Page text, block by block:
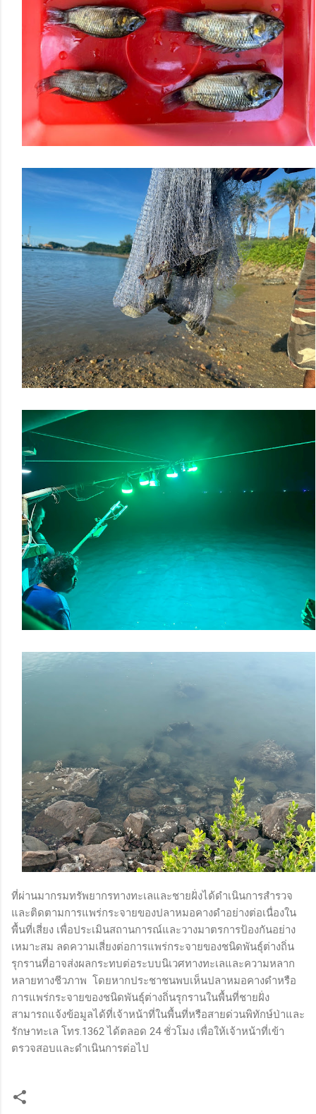
ที่ผ่านมากรมทรัพยากรทางทะเลและชายฝั่งได้ดำเนินการสำรวจ
และติดตามการแพร่กระจายของปลาหมอคางดำอย่างต่อเนื่องใน
พื้นที่เสี่ยง เพื่อประเมินสถานการณ์และวางมาตรการป้องกันอย่าง
เหมาะสม ลดความเสี่ยงต่อการแพร่กระจายของชนิดพันธุ์ต่างถิ่น
รุกรานที่อาจส่งผลกระทบต่อระบบนิเวศทางทะเลและความหลาก
หลายทางชีวภาพ โดยหากประชาชนพบเห็นปลาหมอคางดำหรือ
การแพร่กระจายของชนิดพันธุ์ต่างถิ่นรุกรานในพื้นที่ชายฝั่ง
สามารถแจ้งข้อมูลได้ที่เจ้าหน้าที่ในพื้นที่หรือสายด่วนพิทักษ์ป่าและ
รักษาทะเล โทร.1362 ได้ตลอด 24 ชั่วโมง เพื่อให้เจ้าหน้าที่เข้า
ตรวจสอบและดำเนินการต่อไป